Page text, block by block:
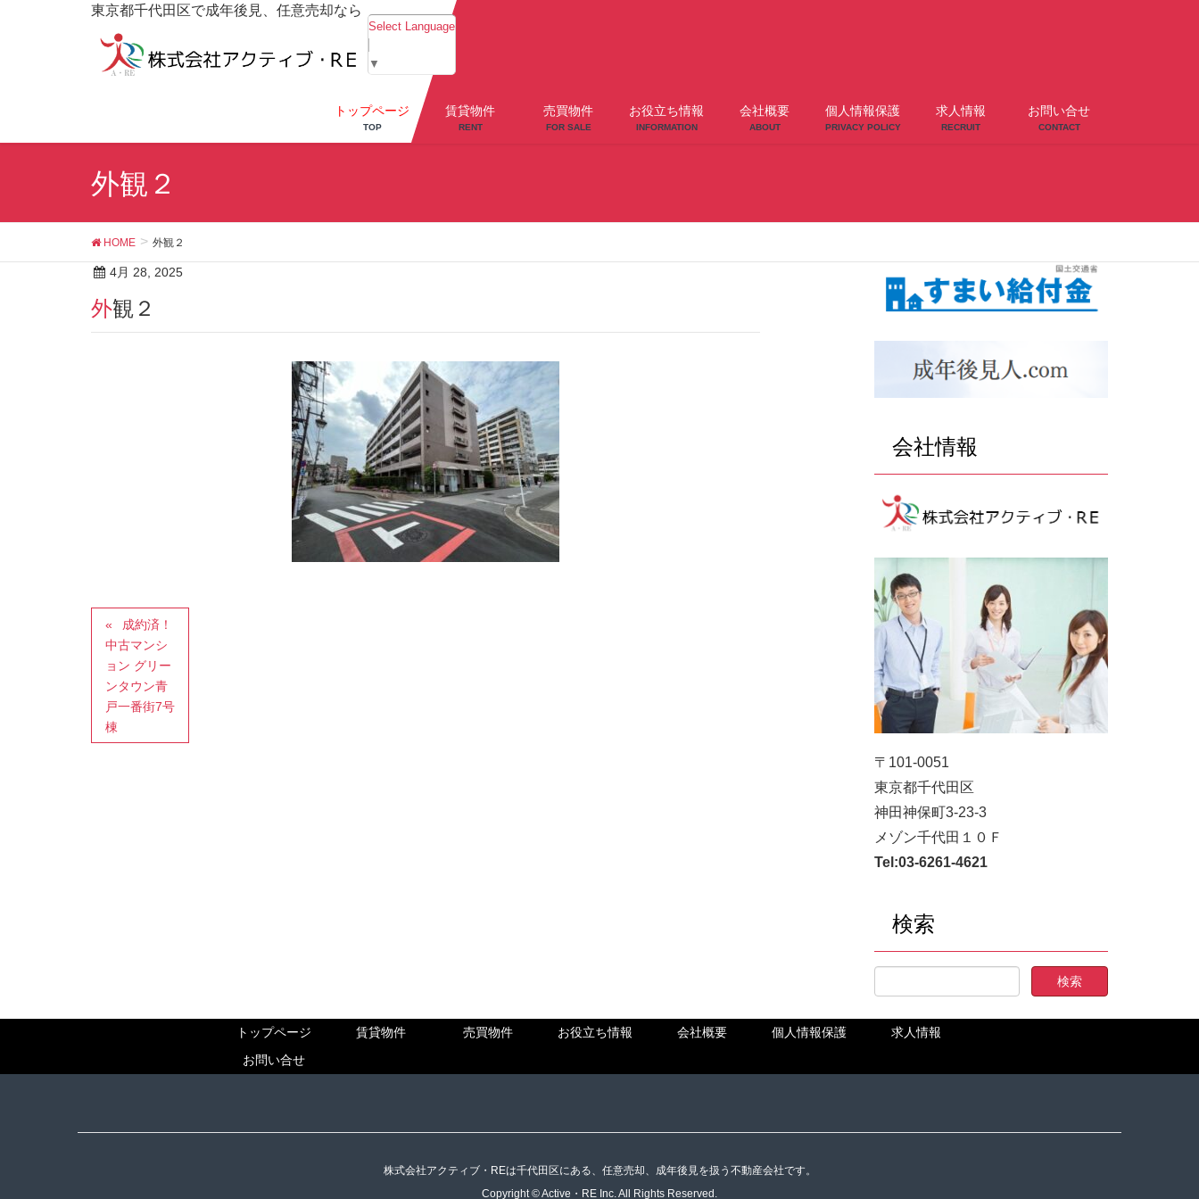
東京都千代田区で成年後見、任意売却なら
Select Language
▼
トップページ
TOP
賃貸物件
RENT
売買物件
FOR SALE
お役立ち情報
INFORMATION
会社概要
ABOUT
個人情報保護
PRIVACY POLICY
求人情報
RECRUIT
お問い合せ
CONTACT
外観２
HOME 外観２
4月 28, 2025
外観２
成約済！
中古マンシ
ョン グリー
ンタウン青
戸一番街7号
棟
会社情報
〒101-0051
東京都千代田区
神田神保町3-23-3
メゾン千代田１０Ｆ
Tel:03-6261-4621
検索
トップページ 賃貸物件 売買物件 お役立ち情報 会社概要 個人情報保護
求人情報
お問い合せ
株式会社アクティブ・REは千代田区にある、任意売却、成年後見を扱う不動産会社です。
Copyright © Active・RE Inc. All Rights Reserved.